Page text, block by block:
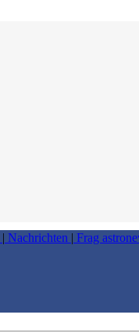
| Nachrichten | Frag